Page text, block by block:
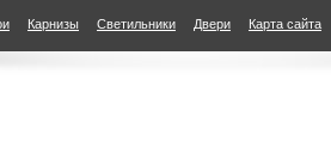
Карнизы Светильники Двери Карта сайта